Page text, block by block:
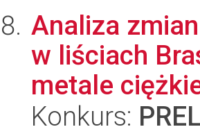
Analiza
w liściach
metale
Konkurs: